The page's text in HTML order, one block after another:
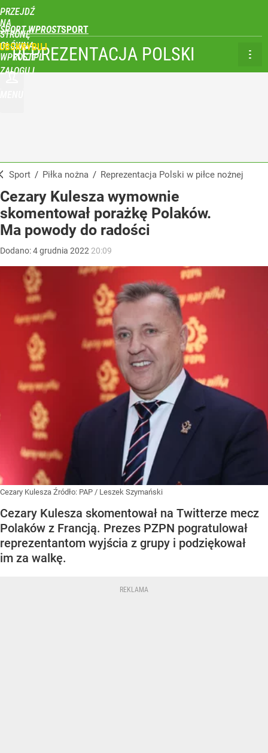
PRZEJDŹ
NA
STRONĘ
GŁÓWNĄ
WPROST.PL
SPORT WPROST
ZALOGUJ
REPREZENTACJA POLSKI
Sport / Piłka nożna / Reprezentacja Polski w piłce nożnej
Cezary Kulesza wymownie
skomentował porażkę Polaków.
Ma powody do radości
Dodano:4grudnia 2022 20:09
Cezary Kulesza Źródło: PAP / Leszek Szymański
Cezary Kulesza skomentował na Twitterze mecz
Polaków z Francją. Prezes PZPN pogratulował
reprezentantom wyjścia z grupy i podziękował
im za walkę.